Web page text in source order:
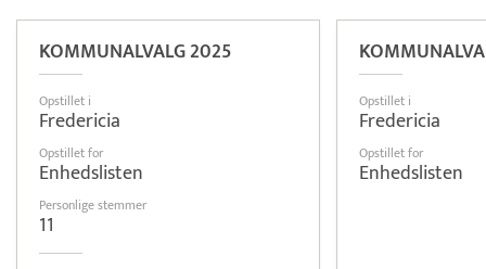
KOMMUNALVALG 2025
Opstillet i
Fredericia
Opstillet for
Enhedslisten
Personlige stemmer
11
Opstillet i
Fredericia
Opstillet for
Enhedslisten